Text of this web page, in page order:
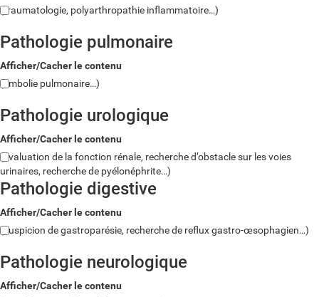
(traumatologie, polyarthropathie inflammatoire…)
Pathologie pulmonaire
Afficher/Cacher le contenu
(embolie pulmonaire…)
Pathologie urologique
Afficher/Cacher le contenu
(évaluation de la fonction rénale, recherche d’obstacle sur les voies
urinaires, recherche de pyélonéphrite…)
Pathologie digestive
Afficher/Cacher le contenu
(suspicion de gastroparésie, recherche de reflux gastro-œsophagien…)
Pathologie neurologique
Afficher/Cacher le contenu